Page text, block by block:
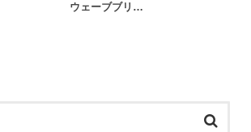
ウェーブブリ…